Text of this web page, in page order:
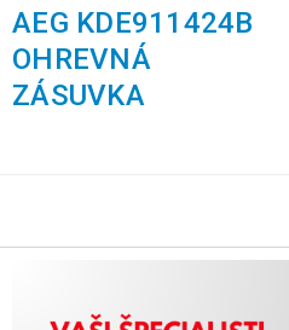
AEG KDE911424B
OHREVNÁ
ZÁSUVKA